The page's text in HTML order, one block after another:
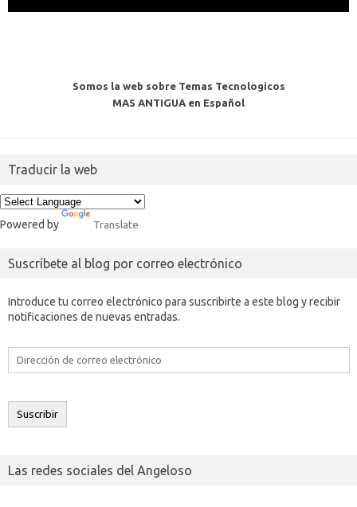
Somos la web sobre Temas Tecnologicos
MAS ANTIGUA en Español
Traducir la web
Powered by Translate
Suscríbete al blog por correo electrónico
Introduce tu correo electrónico para suscribirte a este blog y recibir
notificaciones de nuevas entradas.
Dirección
electrónico
Suscribir
Las redes sociales del Angeloso